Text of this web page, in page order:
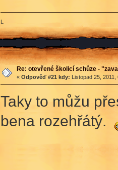
L
Re: otevřené školicí schůze -
« Odpověď #21 kdy: Listopad 25,
Taky to můžu
bena rozehřátý.